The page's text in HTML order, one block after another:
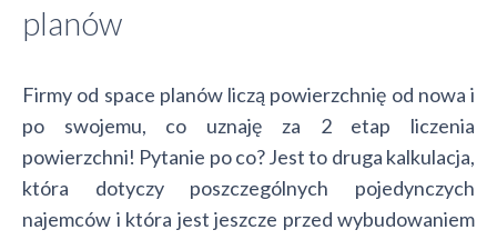
planów
Firmy od space planów liczą powierzchnię od nowa i
po swojemu, co uznaję za 2 etap liczenia
powierzchni! Pytanie po co? Jest to druga kalkulacja,
która dotyczy poszczególnych pojedynczych
najemców i która jest jeszcze przed wybudowaniem